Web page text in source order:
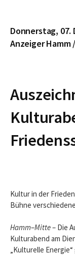
Donnerstag, 07.
Anzeiger Hamm
Kultur in der
Bühne
Hamm–Mitte– Die
Kulturabend am
„Kulturelle